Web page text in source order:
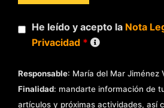
He leído y acepto la Nota
Privacidad *
Responsable: María del Mar Jiménez
Finalidad: mandarte información de
artículos y próximas actividades, así